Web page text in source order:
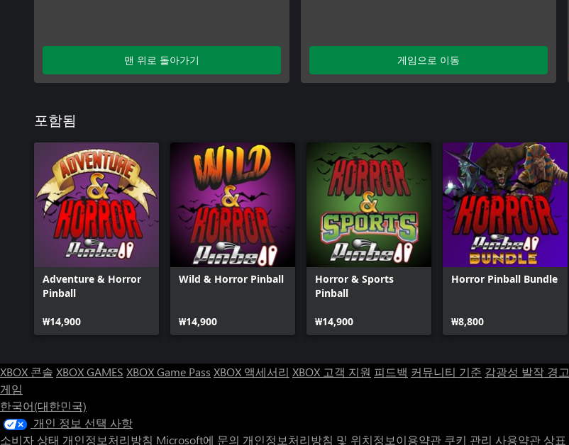
맨 위로 돌아가기 게임으로 이동
포함됨
Adventure & Horror
Pinball
₩14,900
Wild & Horror Pinball
₩14,900
Horror & Sports
Pinball
₩14,900
Horror Pinball Bundle
₩8,800
XBOX 콘솔 XBOX GAMES XBOX Game Pass XBOX 액세서리 XBOX 고객 지원 피드백 커뮤니티 기준 감광성 발작 경고
게임
한국어(대한민국)
개인 정보 선택 사항
소비자 상태 개인정보처리방침 Microsoft에 문의 개인정보처리방침 및 위치정보이용약관 쿠키 관리 사용약관 상표